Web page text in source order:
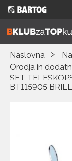
Naslovna
Orodja in
SET
BT115905